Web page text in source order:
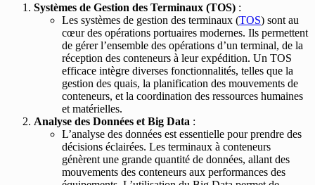
Systèmes de Gestion des Terminaux (TOS) :
Les systèmes de gestion des terminaux (TOS) sont au
cœur des opérations portuaires modernes. Ils permettent
de gérer l’ensemble des opérations d’un terminal, de la
réception des conteneurs à leur expédition. Un TOS
efficace intègre diverses fonctionnalités, telles que la
gestion des quais, la planification des mouvements de
conteneurs, et la coordination des ressources humaines
et matérielles.
Analyse des Données et Big Data :
L’analyse des données est essentielle pour prendre des
décisions éclairées. Les terminaux à conteneurs
génèrent une grande quantité de données, allant des
mouvements des conteneurs aux performances des